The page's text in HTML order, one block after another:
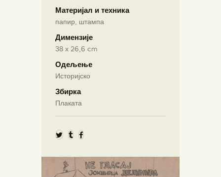
Материјал и техника
папир, штампа
Димензије
38 х 26,6 cm
Одељење
Историјско
Збирка
Плаката